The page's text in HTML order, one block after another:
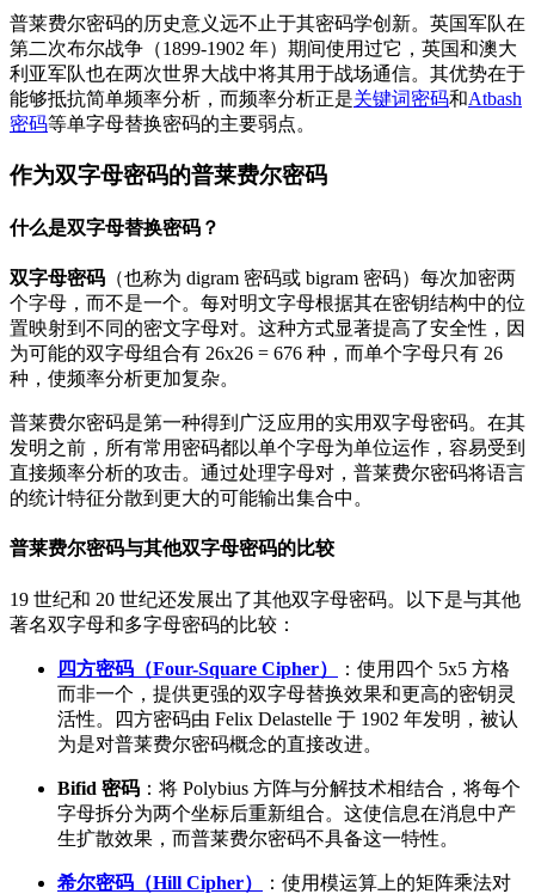
普莱费尔密码的历史意义远不止于其密码学创新。英国军队在
第二次布尔战争（1899-1902 年）期间使用过它，英国和澳大
利亚军队也在两次世界大战中将其用于战场通信。其优势在于
能够抵抗简单频率分析，而频率分析正是关键词密码和Atbash
密码等单字母替换密码的主要弱点。
作为双字母密码的普莱费尔密码
什么是双字母替换密码？
双字母密码 （也称为 digram 密码或 bigram 密码）每次加密两
个字母，而不是一个。每对明文字母根据其在密钥结构中的位
置映射到不同的密文字母对。这种方式显著提高了安全性，因
为可能的双字母组合有 26x26 = 676 种，而单个字母只有 26
种，使频率分析更加复杂。
普莱费尔密码是第一种得到广泛应用的实用双字母密码。在其
发明之前，所有常用密码都以单个字母为单位运作，容易受到
直接频率分析的攻击。通过处理字母对，普莱费尔密码将语言
的统计特征分散到更大的可能输出集合中。
普莱费尔密码与其他双字母密码的比较
19 世纪和 20 世纪还发展出了其他双字母密码。以下是与其他
著名双字母和多字母密码的比较：
四方密码（Four-Square Cipher）
：使用四个 5x5 方格
而非一个，提供更强的双字母替换效果和更高的密钥灵
活性。四方密码由 Felix Delastelle 于 1902 年发明，被认
为是对普莱费尔密码概念的直接改进。
Bifid 密码 ：将 Polybius 方阵与分解技术相结合，将每个
字母拆分为两个坐标后重新组合。这使信息在消息中产
生扩散效果，而普莱费尔密码不具备这一特性。
希尔密码（Hill Cipher）
：使用模运算上的矩阵乘法对